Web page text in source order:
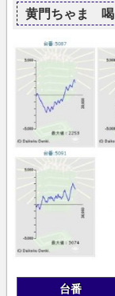
黄門ちゃま 喝
台番